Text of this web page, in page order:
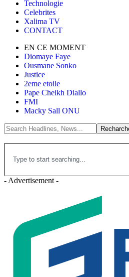
Technologie
Celebrites
Xalima TV
CONTACT
EN CE MOMENT
Diomaye Faye
Ousmane Sonko
Justice
2eme etoile
Pape Cheikh Diallo
FMI
Macky Sall ONU
- Advertisement -